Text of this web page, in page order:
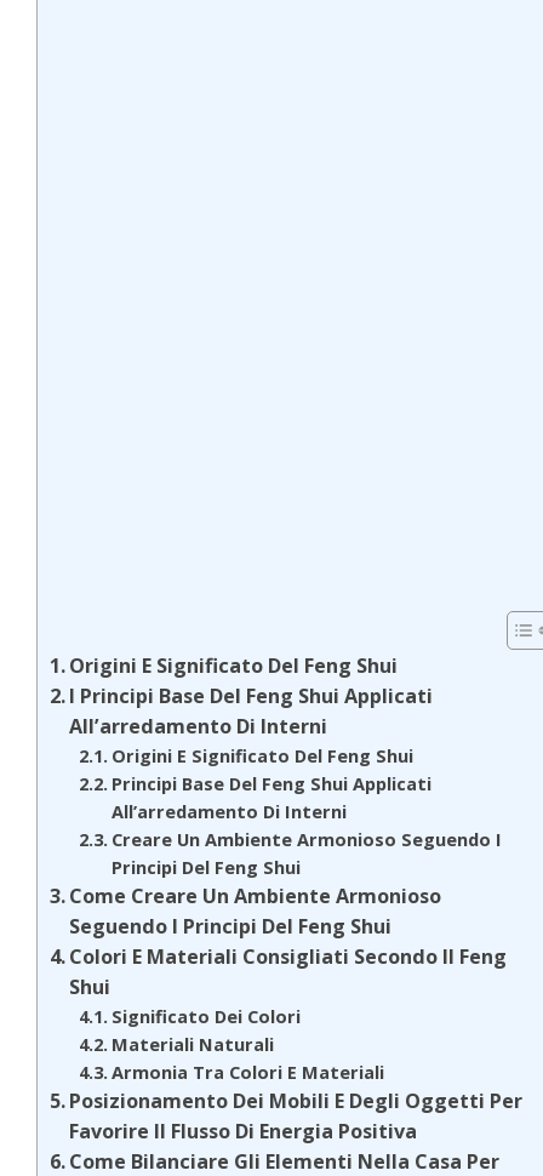
Origini E Significato Del Feng Shui
I Principi Base Del Feng Shui Applicati
All’arredamento Di Interni
Origini E Significato Del Feng Shui
Principi Base Del Feng Shui Applicati
All’arredamento Di Interni
Creare Un Ambiente Armonioso Seguendo I
Principi Del Feng Shui
Come Creare Un Ambiente Armonioso
Seguendo I Principi Del Feng Shui
Colori E Materiali Consigliati Secondo Il Feng
Shui
Significato Dei Colori
Materiali Naturali
Armonia Tra Colori E Materiali
Posizionamento Dei Mobili E Degli Oggetti Per
Favorire Il Flusso Di Energia Positiva
Come Bilanciare Gli Elementi Nella Casa Per